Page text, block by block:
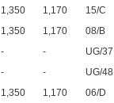
1,350 1,170 15/C
1,350 1,170 08/B
- - UG/37
- - UG/48
1,350 1,170 06/D